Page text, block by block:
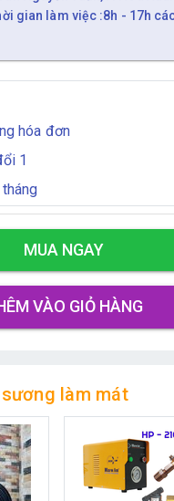
gian làm việc :8h - 17h
hóa đơn
1
MUA NGAY
VÀO GIỎ HÀNG
làm mát